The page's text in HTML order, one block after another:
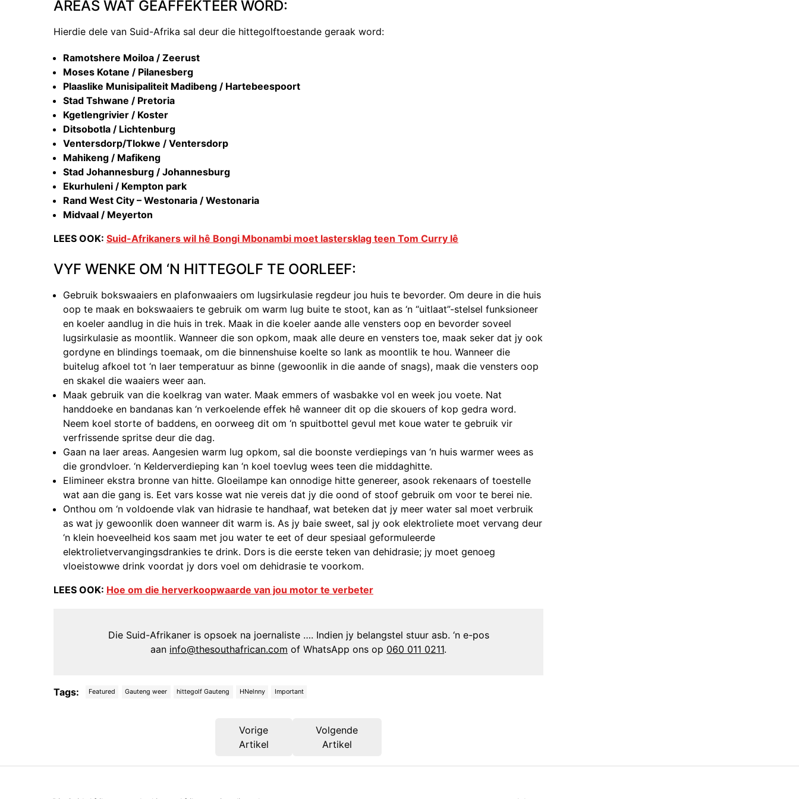
AREAS WAT GEAFFEKTEER WORD:
Hierdie dele van Suid-Afrika sal deur die hittegolftoestande geraak word:
Ramotshere Moiloa / Zeerust
Moses Kotane / Pilanesberg
Plaaslike Munisipaliteit Madibeng / Hartebeespoort
Stad Tshwane / Pretoria
Kgetlengrivier / Koster
Ditsobotla / Lichtenburg
Ventersdorp/Tlokwe / Ventersdorp
Mahikeng / Mafikeng
Stad Johannesburg / Johannesburg
Ekurhuleni / Kempton park
Rand West City – Westonaria / Westonaria
Midvaal / Meyerton
LEES OOK: Suid-Afrikaners wil hê Bongi Mbonambi moet lastersklag teen Tom Curry lê
VYF WENKE OM ‘N HITTEGOLF TE OORLEEF:
Gebruik bokswaaiers en plafonwaaiers om lugsirkulasie regdeur jou huis te bevorder. Om deure in die huis
oop te maak en bokswaaiers te gebruik om warm lug buite te stoot, kan as ‘n “uitlaat”-stelsel funksioneer
en koeler aandlug in die huis in trek. Maak in die koeler aande alle vensters oop en bevorder soveel
lugsirkulasie as moontlik. Wanneer die son opkom, maak alle deure en vensters toe, maak seker dat jy ook
gordyne en blindings toemaak, om die binnenshuise koelte so lank as moontlik te hou. Wanneer die
buitelug afkoel tot ‘n laer temperatuur as binne (gewoonlik in die aande of snags), maak die vensters oop
en skakel die waaiers weer aan.
Maak gebruik van die koelkrag van water. Maak emmers of wasbakke vol en week jou voete. Nat
handdoeke en bandanas kan ‘n verkoelende effek hê wanneer dit op die skouers of kop gedra word.
Neem koel storte of baddens, en oorweeg dit om ‘n spuitbottel gevul met koue water te gebruik vir
verfrissende spritse deur die dag.
Gaan na laer areas. Aangesien warm lug opkom, sal die boonste verdiepings van ‘n huis warmer wees as
die grondvloer. ‘n Kelderverdieping kan ‘n koel toevlug wees teen die middaghitte.
Elimineer ekstra bronne van hitte. Gloeilampe kan onnodige hitte genereer, asook rekenaars of toestelle
wat aan die gang is. Eet vars kosse wat nie vereis dat jy die oond of stoof gebruik om voor te berei nie.
Onthou om ‘n voldoende vlak van hidrasie te handhaaf, wat beteken dat jy meer water sal moet verbruik
as wat jy gewoonlik doen wanneer dit warm is. As jy baie sweet, sal jy ook elektroliete moet vervang deur
‘n klein hoeveelheid kos saam met jou water te eet of deur spesiaal geformuleerde
elektrolietvervangingsdrankies te drink. Dors is die eerste teken van dehidrasie; jy moet genoeg
vloeistowwe drink voordat jy dors voel om dehidrasie te voorkom.
LEES OOK: Hoe om die herverkoopwaarde van jou motor te verbeter
Die Suid-Afrikaner is opsoek na joernaliste …. Indien jy belangstel stuur asb. ‘n e-pos
aan info@thesouthafrican.com of WhatsApp ons op 060 011 0211.
Tags: Featured Gauteng weer hittegolf Gauteng HNelnny Important
Volgende
Artikel
Vorige
Artikel